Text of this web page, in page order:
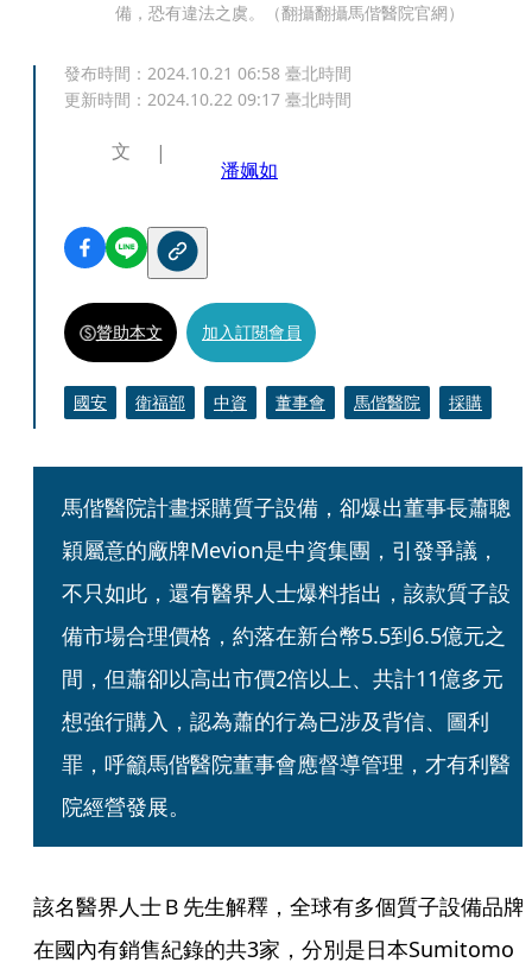
備，恐有違法之虞。（翻攝翻攝馬偕醫院官網）
發布時間： 2024.10.21 06:58 臺北時間
更新時間： 2024.10.22 09:17 臺北時間
文
潘姵如
贊助本文 加入訂閱會員
國安 衛福部 中資 董事會 馬偕醫院 採購
馬偕醫院計畫採購質子設備，卻爆出董事長蕭聰
穎屬意的廠牌Mevion是中資集團，引發爭議，
不只如此，還有醫界人士爆料指出，該款質子設
備市場合理價格，約落在新台幣5.5到6.5億元之
間，但蕭卻以高出市價2倍以上、共計11億多元
想強行購入，認為蕭的行為已涉及背信、圖利
罪，呼籲馬偕醫院董事會應督導管理，才有利醫
院經營發展。
該名醫界人士Ｂ先生解釋，全球有多個質子設備品牌
在國內有銷售紀錄的共3家，分別是日本Sumitomo